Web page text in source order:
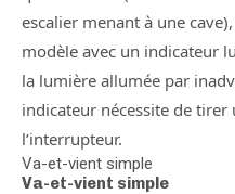
escalier menant à une
modèle avec un indicateur
la lumière allumée par
indicateur nécessite de
l’interrupteur.
Va-et-vient simple
Va-et-vient simple